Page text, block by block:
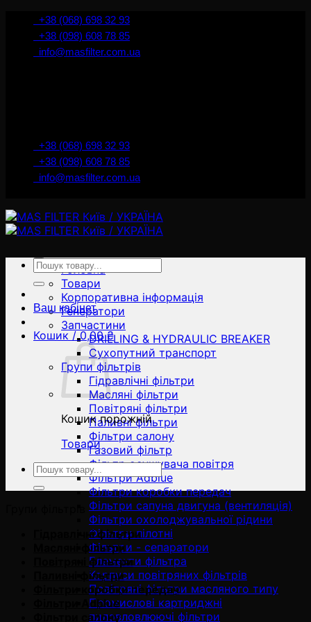
İçeriğe+38 (068) 698 32 93
+38 (098) 608 78 85
info@masfilter.com.ua
+38 (068) 698 32 93
+38 (098) 608 78 85
info@masfilter.com.ua
Головна
Товари
Корпоративна інформація
Генератори
Запчастини
DRILLING & HYDRAULIC BREAKER
Сухопутний транспорт
Групи фільтрів
Гідравлічні фільтри
Масляні фільтри
Повітряні фільтри
Паливні фільтри
Фільтри салону
Газовий фільтр
Фільтр осушувача повітря
Фільтри Adblue
Фільтри коробки передач
Фільтри сапуна двигуна (вентиляція)
Фільтри охолоджувальної рідини
Фільтри пілотні
Фільтри - сепаратори
Елементи фільтра
Корпуси повітряних фільтрів
Повітряні фільтри масляного типу
Промислові картриджні
пиловловлюючі фільтри
Ara:
Ваш кабінет
Кошик /0,00₴
Кошик порожній
Товари
Ara:
Гідравлічні фільтри
Масляні фільтри
Повітряні фільтри
Паливні фільтри
Фільтри коробки передач
Фільтри Adblue
Фільтри салону